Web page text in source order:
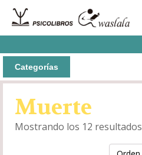
Categorías
Muerte
Mostrando los 12 resultados